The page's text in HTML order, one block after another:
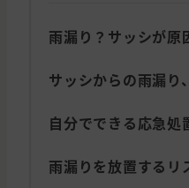
雨漏り？サッシが原
サッシからの雨漏り
自分でできる応急処
雨漏りを放置するリ